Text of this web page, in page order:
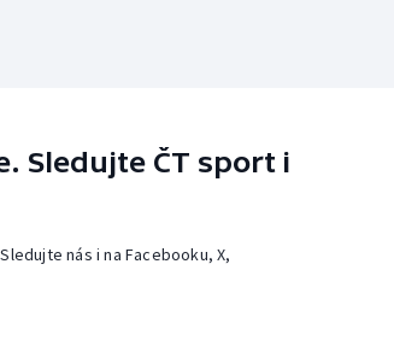
Sledujte ČT sport i
nás i na Facebooku, X,